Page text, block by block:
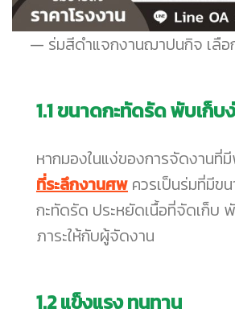
ร่มสีดำแจกงานฌาปนกิจ เลือ
1.1ขนาดกะทัดรัด พับเก็บ
หากมองในแง่ของการจัดงานที่
ที่ระลึกงานศพ ควรเป็นร่มที่มีข
กะทัดรัด ประหยัดเนื้อที่จัดเก็บ
ภาระให้กับผู้จัดงาน
1.2แข็งแรง ทนทาน